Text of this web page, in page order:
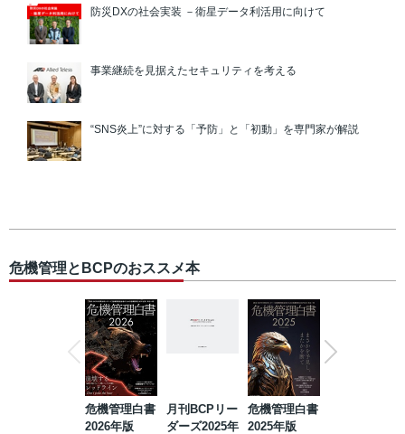
防災DXの社会実装 －衛星データ利活用に向けて
事業継続を見据えたセキュリティを考える
“SNS炎上”に対する「予防」と「初動」を専門家が解説
危機管理とBCPのおススメ本
危機管理白書
2026年版
月刊BCPリー
ダーズ2025年
危機管理白書
2025年版